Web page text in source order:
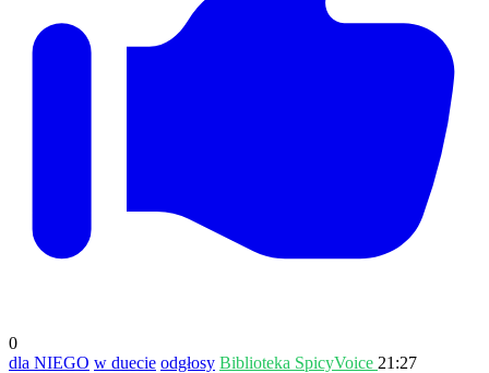
0
dla NIEGO w duecie odgłosy Biblioteka SpicyVoice 21:27